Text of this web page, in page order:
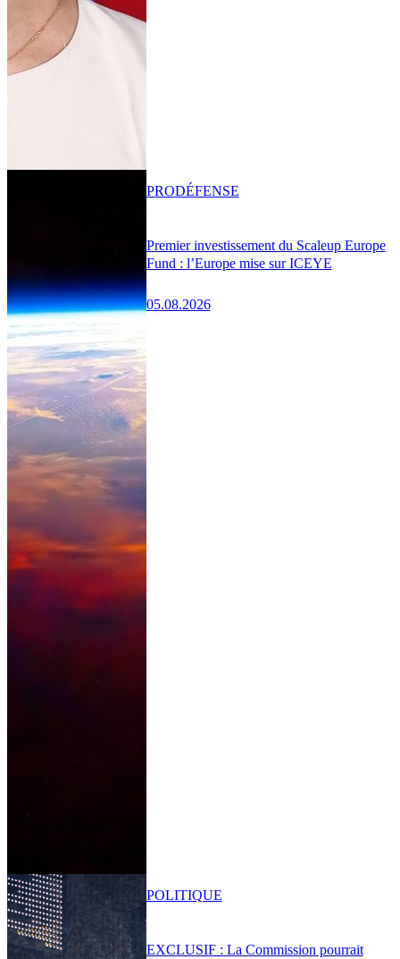
Premier investissement du Scaleup Europe
Fund : l’Europe mise sur ICEYE
05.08.2026
PRODÉFENSE
EXCLUSIF : La Commission pourrait
POLITIQUE